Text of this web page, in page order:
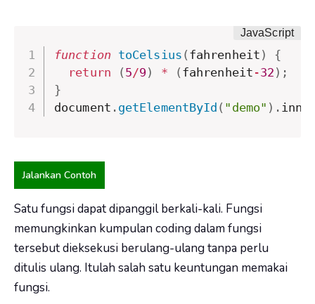
function toCelsius ( fahrenheit )
{
return
( 5/9 ) * ( fahrenheit -32 ) ;
}
document . getElementById ( "demo" ) .
Jalankan Contoh
Satu fungsi dapat dipanggil berkali-kali. Fungsi
memungkinkan kumpulan coding dalam fungsi
tersebut dieksekusi berulang-ulang tanpa perlu
ditulis ulang. Itulah salah satu keuntungan memakai
fungsi.